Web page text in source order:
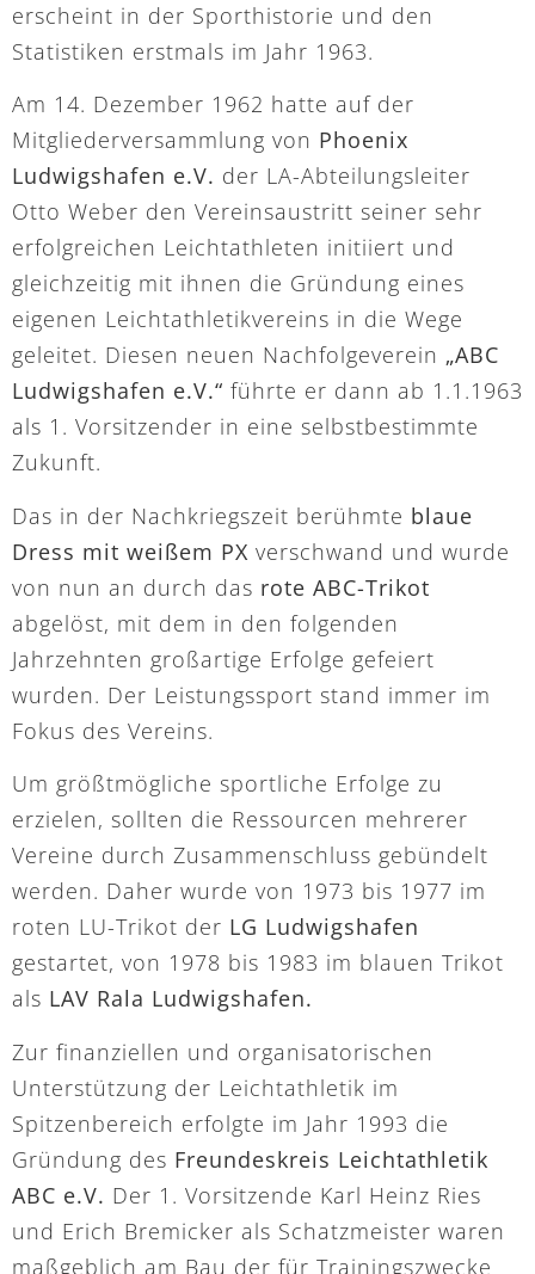
erscheint in der Sporthistorie und den
Statistiken erstmals im Jahr 1963.
Am 14. Dezember 1962 hatte auf der
Mitgliederversammlung von Phoenix
Ludwigshafen e.V. der LA-Abteilungsleiter
Otto Weber den Vereinsaustritt seiner sehr
erfolgreichen Leichtathleten initiiert und
gleichzeitig mit ihnen die Gründung eines
eigenen Leichtathletikvereins in die Wege
geleitet. Diesen neuen Nachfolgeverein „ABC
Ludwigshafen e.V.“ führte er dann ab 1.1.1963
als 1. Vorsitzender in eine selbstbestimmte
Zukunft.
Das in der Nachkriegszeit berühmte blaue
Dress mit weißem PX verschwand und wurde
von nun an durch das rote ABC-Trikot
abgelöst, mit dem in den folgenden
Jahrzehnten großartige Erfolge gefeiert
wurden. Der Leistungssport stand immer im
Fokus des Vereins.
Um größtmögliche sportliche Erfolge zu
erzielen, sollten die Ressourcen mehrerer
Vereine durch Zusammenschluss gebündelt
werden. Daher wurde von 1973 bis 1977 im
roten LU-Trikot der LG Ludwigshafen
gestartet, von 1978 bis 1983 im blauen Trikot
als LAV Rala Ludwigshafen.
Zur finanziellen und organisatorischen
Unterstützung der Leichtathletik im
Spitzenbereich erfolgte im Jahr 1993 die
Gründung des Freundeskreis Leichtathletik
ABC e.V. Der 1. Vorsitzende Karl Heinz Ries
und Erich Bremicker als Schatzmeister waren
maßgeblich am Bau der für Trainingszwecke